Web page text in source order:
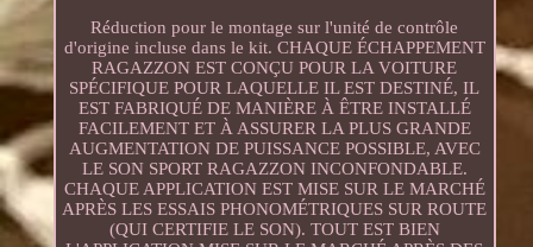
Réduction pour le montage sur l'unité de contrôle
d'origine incluse dans le kit. CHAQUE ÉCHAPPEMENT
RAGAZZON EST CONÇU POUR LA VOITURE
SPÉCIFIQUE POUR LAQUELLE IL EST DESTINÉ, IL
EST FABRIQUÉ DE MANIÈRE À ÊTRE INSTALLÉ
FACILEMENT ET À ASSURER LA PLUS GRANDE
AUGMENTATION DE PUISSANCE POSSIBLE, AVEC
LE SON SPORT RAGAZZON INCONFONDABLE.
CHAQUE APPLICATION EST MISE SUR LE MARCHÉ
APRÈS LES ESSAIS PHONOMÉTRIQUES SUR ROUTE
(QUI CERTIFIE LE SON). TOUT EST BIEN